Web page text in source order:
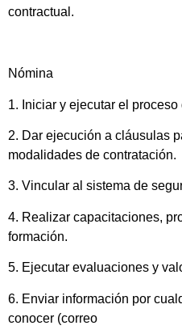
contractual.
Nómina
1. Iniciar y ejecutar el
2. Dar ejecución a cláusulas
modalidades de contratación.
3. Vincular al sistema de
4. Realizar capacitaciones,
formación.
5. Ejecutar evaluaciones y
6. Enviar información por
conocer (correo